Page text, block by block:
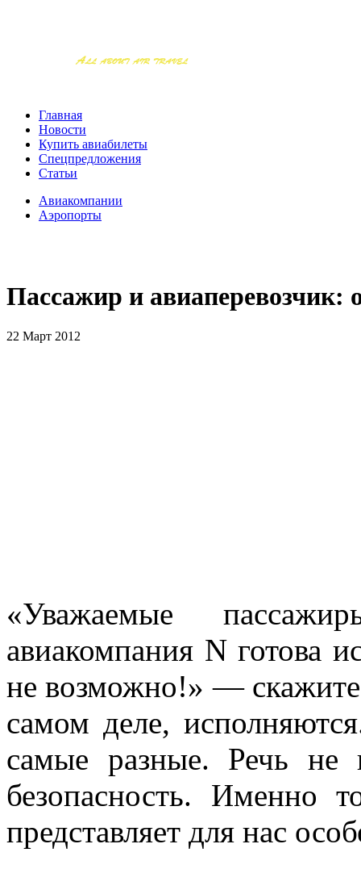
Главная
Новости
Купить авиабилеты
Спецпредложения
Статьи
Авиакомпании
Аэропорты
Пассажир и авиаперевозчик:
22 Март 2012
«Уважаемые
авиакомпания N готова
не возможно!» —
самом деле,
самые разные. Речь не
безопасность. Именно
представляет для нас